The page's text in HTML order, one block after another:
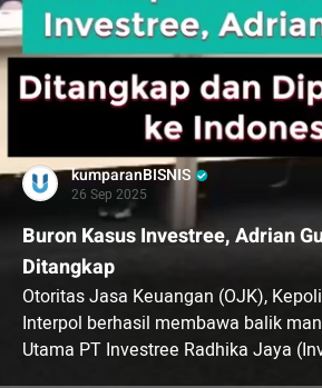
kumparanBISNIS
26 Sep 2025
Buron Kasus Investree, Adrian
Ditangkap
Otoritas Jasa Keuangan (OJK),
Interpol berhasil membawa balik
Utama PT Investree Radhika Jaya